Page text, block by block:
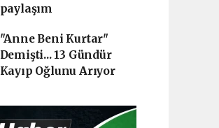
paylaşım
"Anne Beni Kurtar"
Demişti... 13 Gündür
Kayıp Oğlunu Arıyor